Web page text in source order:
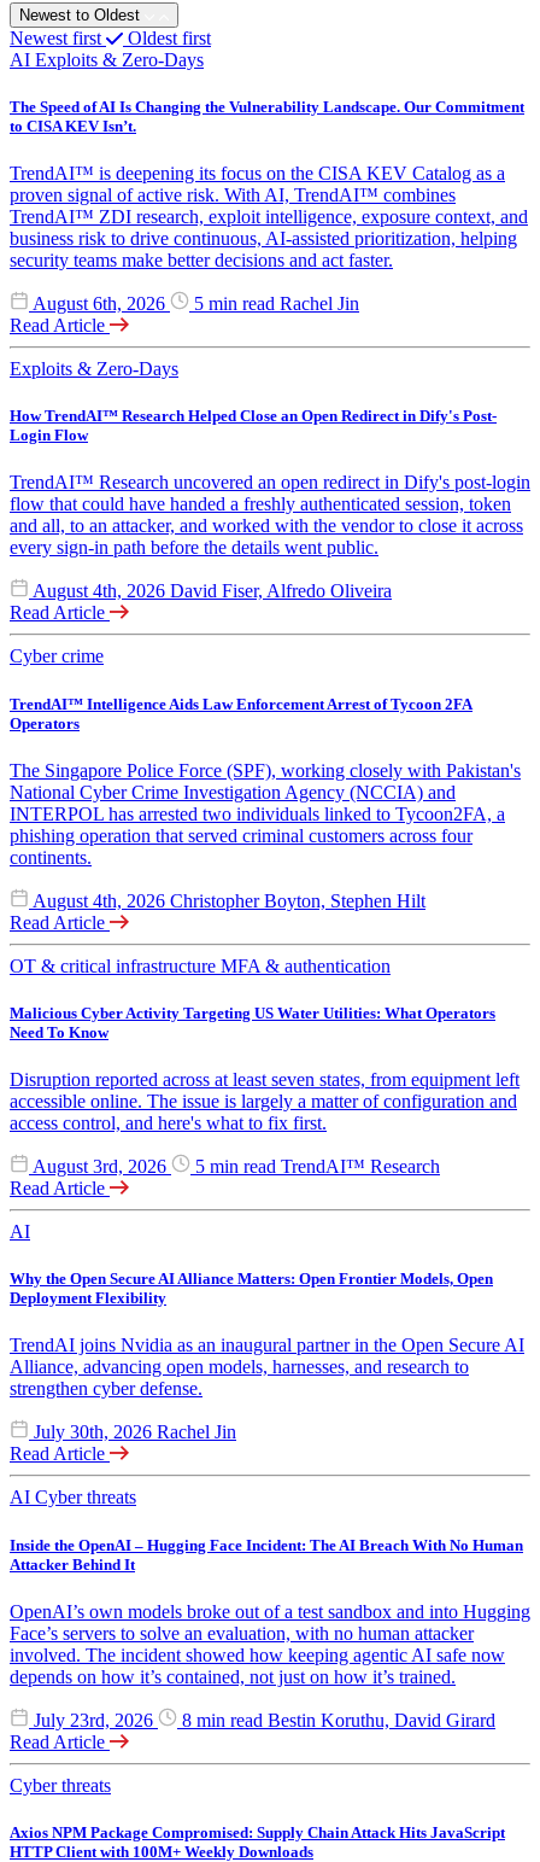
Newest to Oldest
Newest first
Oldest first
AI Exploits & Zero-Days
The Speed of AI Is Changing the Vulnerability Landscape. Our Commitment
to CISA KEV Isn’t.
TrendAI™ is deepening its focus on the CISA KEV Catalog as a
proven signal of active risk. With AI, TrendAI™ combines
TrendAI™ ZDI research, exploit intelligence, exposure context, and
business risk to drive continuous, AI-assisted prioritization, helping
security teams make better decisions and act faster.
August 6th, 2026 5 min read Rachel Jin
Read Article
Exploits & Zero-Days
How TrendAI™ Research Helped Close an Open Redirect in Dify's Post-
Login Flow
TrendAI™ Research uncovered an open redirect in Dify's post-login
flow that could have handed a freshly authenticated session, token
and all, to an attacker, and worked with the vendor to close it across
every sign-in path before the details went public.
August 4th, 2026 David Fiser, Alfredo Oliveira
Read Article
Cyber crime
TrendAI™ Intelligence Aids Law Enforcement Arrest of Tycoon 2FA
Operators
The Singapore Police Force (SPF), working closely with Pakistan's
National Cyber Crime Investigation Agency (NCCIA) and
INTERPOL has arrested two individuals linked to Tycoon2FA, a
phishing operation that served criminal customers across four
continents.
August 4th, 2026 Christopher Boyton, Stephen Hilt
Read Article
OT & critical infrastructure MFA & authentication
Malicious Cyber Activity Targeting US Water Utilities: What Operators
Need To Know
Disruption reported across at least seven states, from equipment left
accessible online. The issue is largely a matter of configuration and
access control, and here's what to fix first.
August 3rd, 2026 5 min read TrendAI™ Research
Read Article
AI
Why the Open Secure AI Alliance Matters: Open Frontier Models, Open
Deployment Flexibility
TrendAI joins Nvidia as an inaugural partner in the Open Secure AI
Alliance, advancing open models, harnesses, and research to
strengthen cyber defense.
July 30th, 2026 Rachel Jin
Read Article
AI Cyber threats
Inside the OpenAI – Hugging Face Incident: The AI Breach With No Human
Attacker Behind It
OpenAI’s own models broke out of a test sandbox and into Hugging
Face’s servers to solve an evaluation, with no human attacker
involved. The incident showed how keeping agentic AI safe now
depends on how it’s contained, not just on how it’s trained.
July 23rd, 2026 8 min read Bestin Koruthu, David Girard
Read Article
Cyber threats
Axios NPM Package Compromised: Supply Chain Attack Hits JavaScript
HTTP Client with 100M+ Weekly Downloads